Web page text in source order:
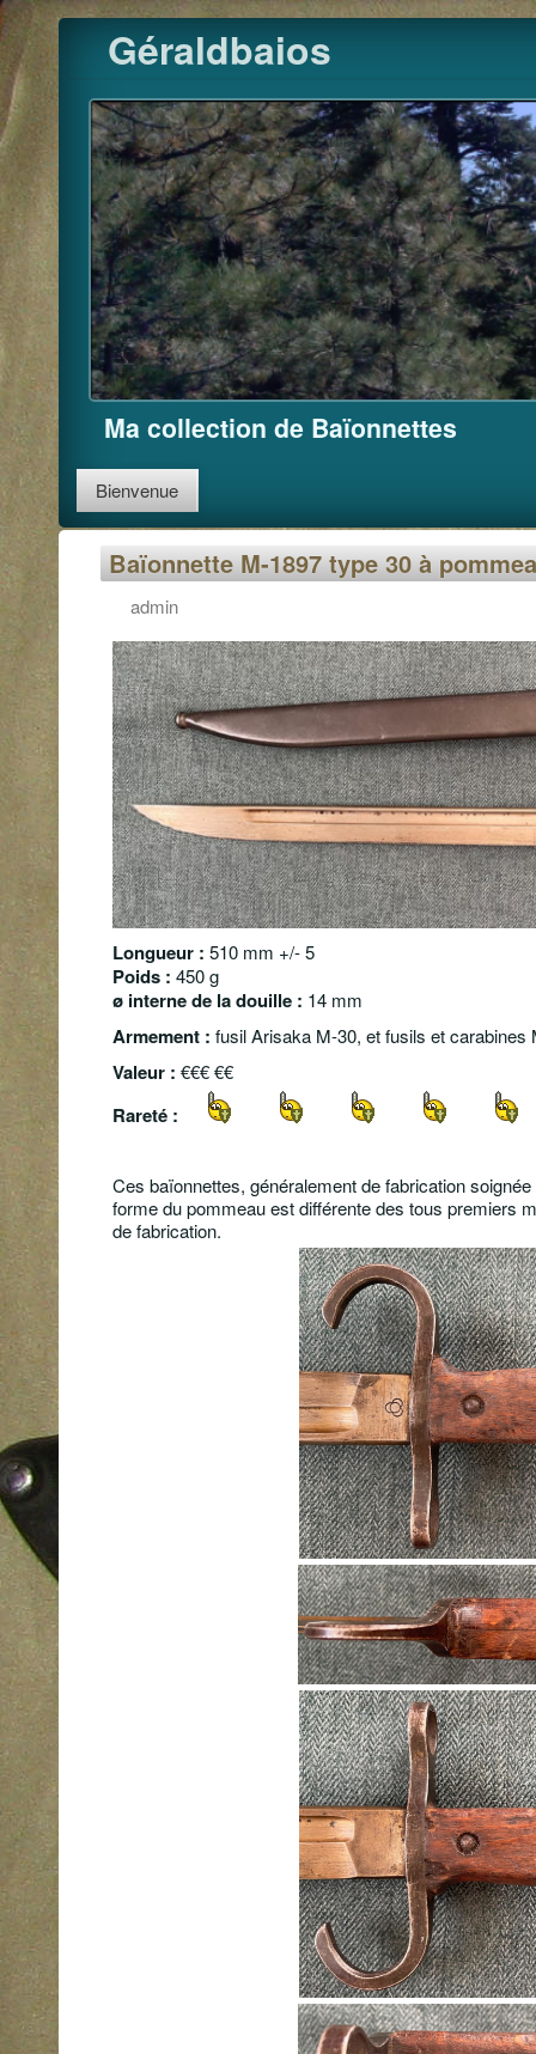
Pour
Skip
to
content
Géraldbaios
Ma collection de Baïonnettes
Bienvenue
Baïonnette M-1897 type 30 à
admin
Longueur : 510 mm +/- 5
Poids : 450 g
ø interne de la douille : 14 mm
Armement : fusil Arisaka M-30, et fusils et carabines
Valeur : €€€ €€
Rareté :
Ces baïonnettes, généralement de fabrication
forme du pommeau est différente des tous premiers
de fabrication.